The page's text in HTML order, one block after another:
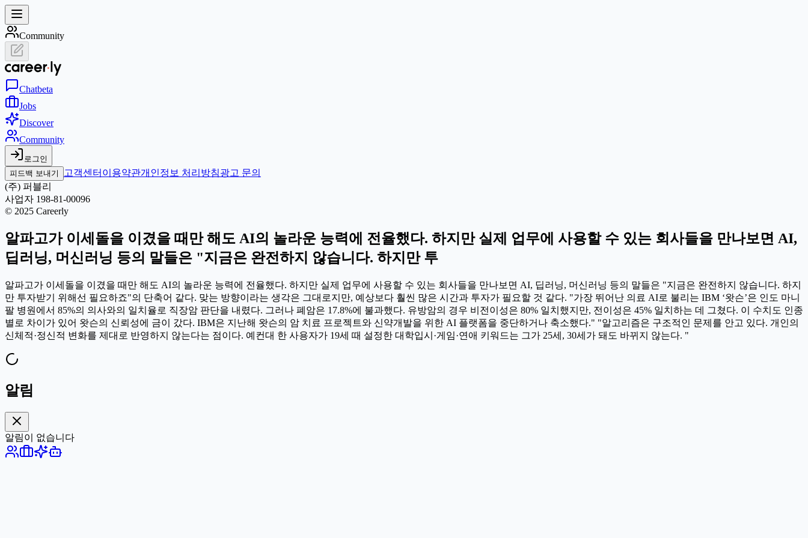
Community
Chatbeta
Jobs
Discover
Community
로그인
피드백 보내기
고객센터 이용약관개인정보 처리방침광고 문의
(주) 퍼블리
사업자 198-81-00096
© 2025 Careerly
알파고가 이세돌을 이겼을 때만 해도 AI의 놀라운 능력에 전율했다. 하지만 실제 업무에 사용할 수 있는 회사들을 만나보면 AI,
딥러닝, 머신러닝 등의 말들은 "지금은 완전하지 않습니다. 하지만 투
알파고가 이세돌을 이겼을 때만 해도 AI의 놀라운 능력에 전율했다. 하지만 실제 업무에 사용할 수 있는 회사들을 만나보면 AI, 딥러닝, 머신러닝 등의 말들은 "지금은 완전하지 않습니다. 하지
만 투자받기 위해선 필요하죠"의 단축어 같다. 맞는 방향이라는 생각은 그대로지만, 예상보다 훨씬 많은 시간과 투자가 필요할 것 같다. "가장 뛰어난 의료 AI로 불리는 IBM ‘왓슨’은 인도 마니
팔 병원에서 85%의 의사와의 일치율로 직장암 판단을 내렸다. 그러나 폐암은 17.8%에 불과했다. 유방암의 경우 비전이성은 80% 일치했지만, 전이성은 45% 일치하는 데 그쳤다. 이 수치도 인종
별로 차이가 있어 왓슨의 신뢰성에 금이 갔다. IBM은 지난해 왓슨의 암 치료 프로젝트와 신약개발을 위한 AI 플랫폼을 중단하거나 축소했다." "알고리즘은 구조적인 문제를 안고 있다. 개인의
신체적·정신적 변화를 제대로 반영하지 않는다는 점이다. 예컨대 한 사용자가 19세 때 설정한 대학입시·게임·연애 키워드는 그가 25세, 30세가 돼도 바뀌지 않는다. "
알림
알림이 없습니다